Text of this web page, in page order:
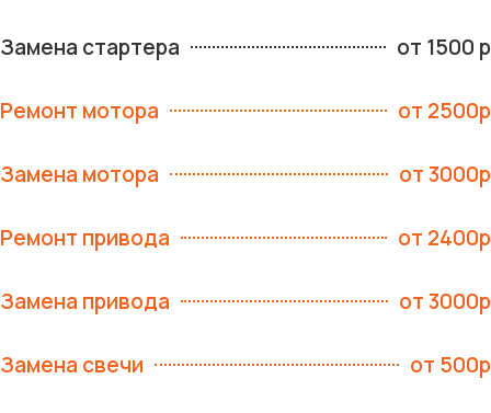
Замена стартера от 1500 р
Ремонт мотора от 2500р
Замена мотора от 3000р
Ремонт привода от 2400р
Замена привода от 3000р
Замена свечи от 500р